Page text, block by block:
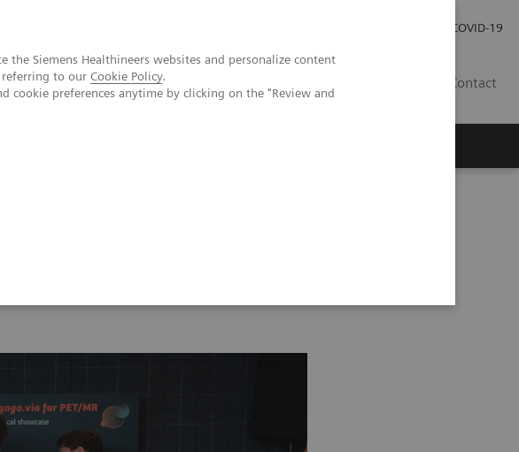
Siemens Healthineers websites and personalize content
referring to our Cookie Policy.
cookie preferences anytime by clicking on the "Review and
COVID-19
Contact